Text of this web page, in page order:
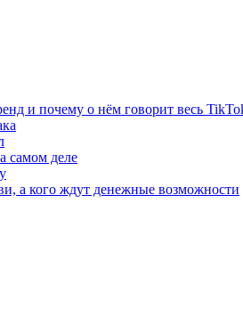
и почему о нём говорит весь
самом деле
а кого ждут денежные возможности